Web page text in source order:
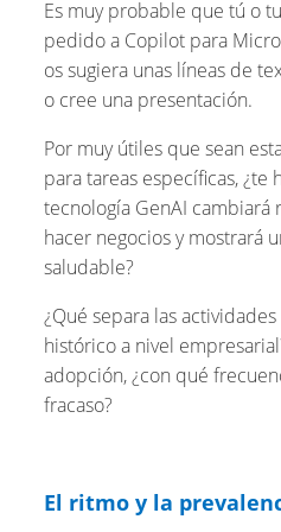
Es muy probable que tú o
pedido a Copilot para
os sugiera unas líneas de
o cree una presentación.
Por muy útiles que sean
para tareas específicas, ¿te
tecnología GenAI
hacer negocios y mostrará
saludable?
¿Qué separa las
histórico a nivel
adopción, ¿con qué
fracaso?
El ritmo y la